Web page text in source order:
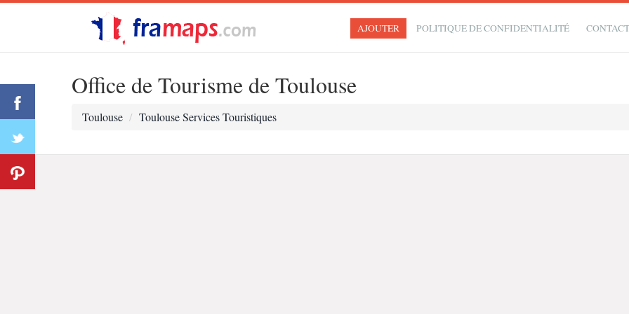
AJOUTER POLITIQUE DE CONFIDENTIALITÉ
Office de Tourisme de Toulouse
Toulouse Toulouse Services Touristiques